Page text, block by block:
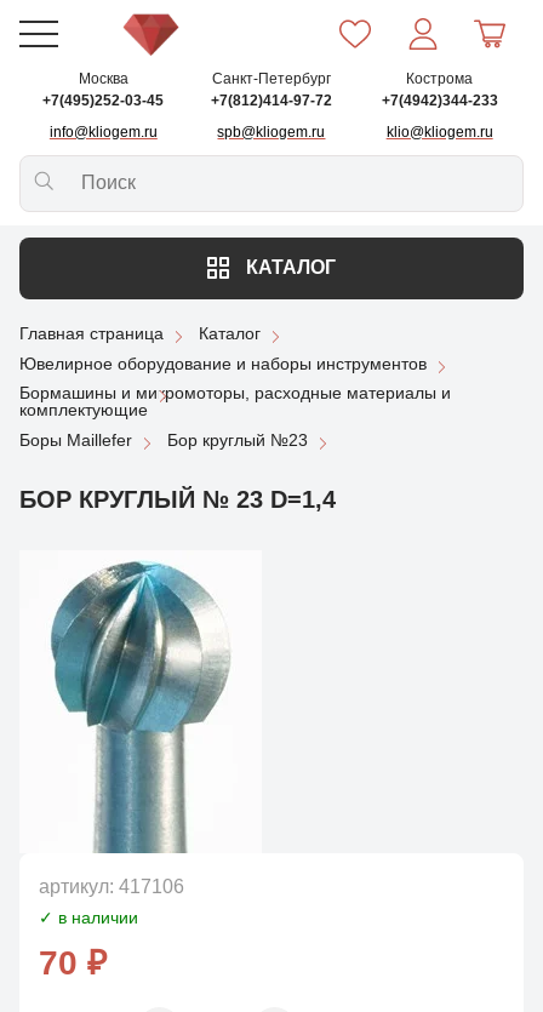
Москва
+7(495)252-03-45
info@kliogem.ru
Санкт-Петербург
+7(812)414-97-72
spb@kliogem.ru
Кострома
+7(4942)344-233
klio@kliogem.ru
КАТАЛОГ
Главная страница
Каталог
Ювелирное оборудование и наборы инструментов
Бормашины и микромоторы, расходные материалы и
комплектующие
Боры Maillefer
Бор круглый №23
БОР КРУГЛЫЙ № 23 D=1,4
артикул: 417106
✓ в наличии
70 ₽